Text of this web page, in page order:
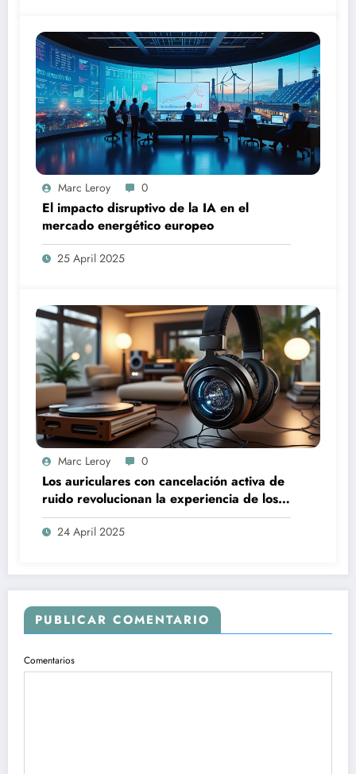
Marc Leroy 0
El impacto disruptivo de la IA en el
mercado energético europeo
25 April 2025
Marc Leroy 0
Los auriculares con cancelación activa de
ruido revolucionan la experiencia de los
audiófilos más exigentes.
24 April 2025
PUBLICAR COMENTARIO
Comentarios